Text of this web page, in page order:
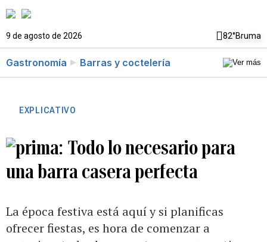
9 de agosto de 2026 82°Bruma
Gastronomía Barras y coctelería
EXPLICATIVO
Todo lo necesario para
una barra casera perfecta
La época festiva está aquí y si planificas
ofrecer fiestas, es hora de comenzar a